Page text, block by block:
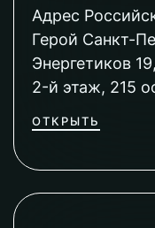
Адрес
Герой Санкт-
Энергетиков
2-й этаж, 215
ОТКРЫТЬ